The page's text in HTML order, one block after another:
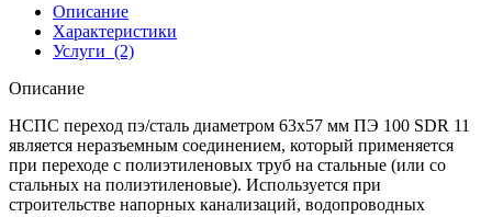
Описание
Характеристики
Услуги (2)
Описание
НСПС переход пэ/сталь диаметром 63х57 мм ПЭ 100 SDR 11
является неразъемным соединением, который применяется
при переходе с полиэтиленовых труб на стальные (или со
стальных на полиэтиленовые). Используется при
строительстве напорных канализаций, водопроводных